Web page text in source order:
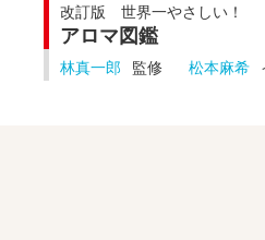
改訂版 世界一やさしい！
アロマ図鑑
林真一郎 監修 松本麻希